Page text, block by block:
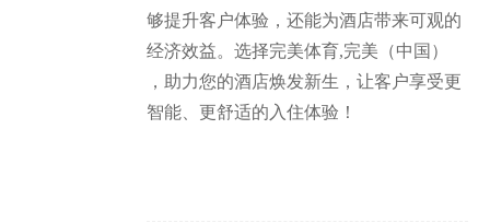
够提升客户体验，还能为酒店带来可观的
经济效益。选择完美体育,完美（中国）
，助力您的酒店焕发新生，让客户享受更
智能、更舒适的入住体验！